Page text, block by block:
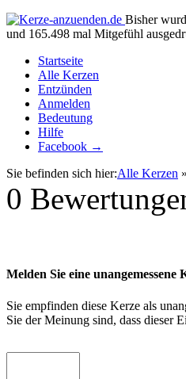
Bisher
und 165.498 mal Mitgefühl
Startseite
Alle Kerzen
Entzünden
Anmelden
Bedeutung
Hilfe
Facebook →
Sie befinden sich hier:Alle Kerzen
0
Melden Sie eine unangemessene
Sie empfinden diese Kerze als
Sie der Meinung sind, dass dieser